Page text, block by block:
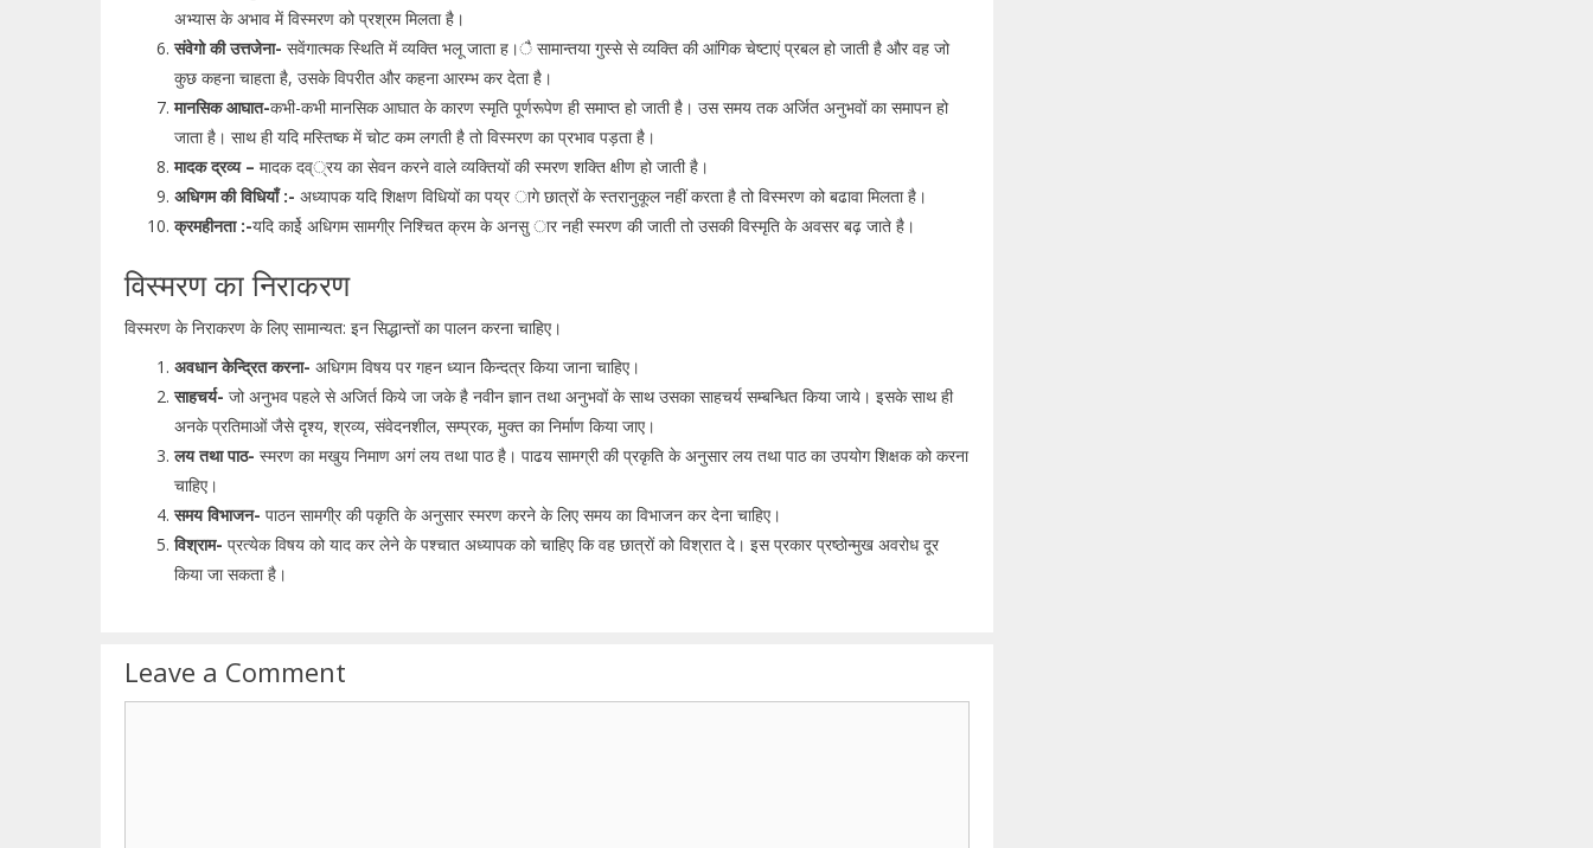
अभ्यास के अभाव में विस्मरण को प्रश्रम मिलता है।
संवेगो की उत्तजेना- सवेंगात्मक स्थिति में व्यक्ति भलू जाता ह।ै सामान्तया गुस्से से व्यक्ति की आंगिक चेष्टाएं प्रबल हो जाती है और वह जो
कुछ कहना चाहता है, उसके विपरीत और कहना आरम्भ कर देता है।
मानसिक आघात-कभी-कभी मानसिक आघात के कारण स्मृति पूर्णरूपेण ही समाप्त हो जाती है। उस समय तक अर्जित अनुभवों का समापन हो
जाता है। साथ ही यदि मस्तिष्क में चोट कम लगती है तो विस्मरण का प्रभाव पड़ता है।
मादक द्रव्य – मादक दव््रय का सेवन करने वाले व्यक्तियों की स्मरण शक्ति क्षीण हो जाती है।
अधिगम की विधियाँ :- अध्यापक यदि शिक्षण विधियों का पय्र ागे छात्रों के स्तरानुकूल नहीं करता है तो विस्मरण को बढावा मिलता है।
क्रमहीनता :-यदि काईे अधिगम सामगी्र निश्चित क्रम के अनसु ार नही स्मरण की जाती तो उसकी विस्मृति के अवसर बढ़ जाते है।
विस्मरण का निराकरण
विस्मरण के निराकरण के लिए सामान्यत: इन सिद्धान्तों का पालन करना चाहिए।
अवधान केन्द्रित करना- अधिगम विषय पर गहन ध्यान केिन्दत्र किया जाना चाहिए।
साहचर्य- जो अनुभव पहले से अजिर्त किये जा जके है नवीन ज्ञान तथा अनुभवों के साथ उसका साहचर्य सम्बन्धित किया जाये। इसके साथ ही
अनके प्रतिमाओं जैसे दृश्य, श्रव्य, संवेदनशील, सम्प्रक, मुक्त का निर्माण किया जाए।
लय तथा पाठ- स्मरण का मखुय निमाण अगं लय तथा पाठ है। पाढय सामग्री की प्रकृति के अनुसार लय तथा पाठ का उपयोग शिक्षक को करना
चाहिए।
समय विभाजन- पाठन सामगी्र की पकृति के अनुसार स्मरण करने के लिए समय का विभाजन कर देना चाहिए।
विश्राम- प्रत्येक विषय को याद कर लेने के पश्चात अध्यापक को चाहिए कि वह छात्रों को विश्रात दे। इस प्रकार प्रष्ठोन्मुख अवरोध दूर
किया जा सकता है।
Leave a Comment